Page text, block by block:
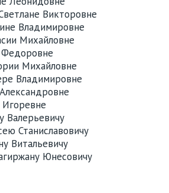
Викторовне
Владимировне
Михайловне
Михайловне
Владимировне
Игоревне
Валерьевичу
Станиславовичу
Витальевичу
Юнесовичу